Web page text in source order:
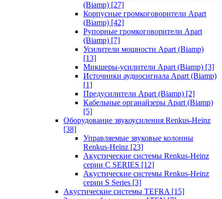
(Biamp) [27]
Корпусные громкоговорители Apart
(Biamp) [42]
Рупорные громкоговорители Apart
(Biamp) [7]
Усилители мощности Apart (Biamp)
[13]
Микшеры-усилители Apart (Biamp) [3]
Источники аудиосигнала Apart (Biamp)
[1]
Предусилители Apart (Biamp) [2]
Кабельные органайзеры Apart (Biamp)
[5]
Оборудование звукоусиления Renkus-Heinz
[38]
Управляемые звуковые колонны
Renkus-Heinz [23]
Акустические системы Renkus-Heinz
серии C SERIES [12]
Акустические системы Renkus-Heinz
серии S Series [3]
Акустические системы TEFRA [15]